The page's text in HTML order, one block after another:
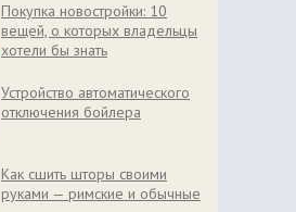
Покупка новостройки: 10
вещей, о которых владельцы
хотели бы знать
Устройство автоматического
отключения бойлера
Как сшить шторы своими
руками — римские и обычные